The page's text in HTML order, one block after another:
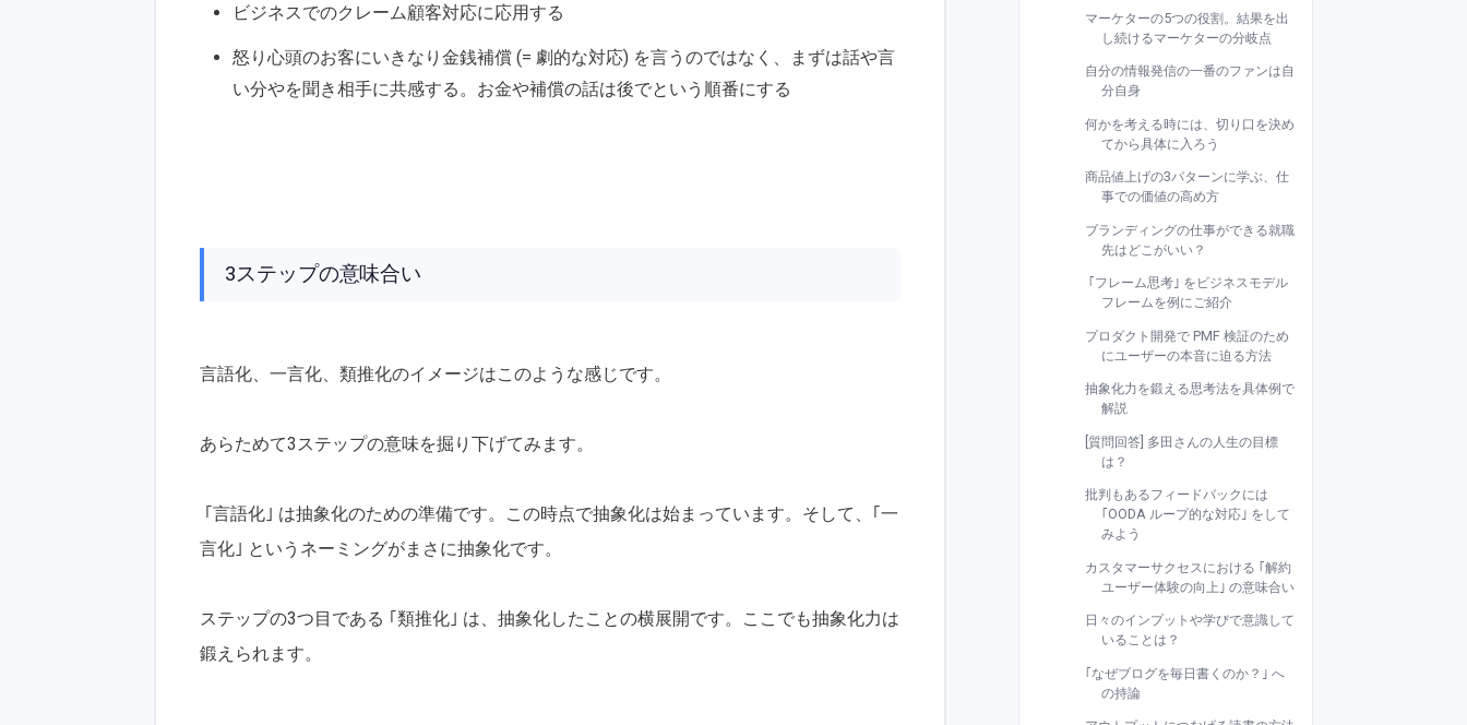
ビジネスでのクレーム顧客対応に応用する
怒り心頭のお客にいきなり金銭補償 (= 劇的な対応) を言うのではなく、まずは話や言
い分やを聞き相手に共感する。お金や補償の話は後でという順番にする
3ステップの意味合い
言語化、一言化、類推化のイメージはこのような感じです。
あらためて3ステップの意味を掘り下げてみます。
｢言語化｣ は抽象化のための準備です。この時点で抽象化は始まっています。そして、｢一
言化｣ というネーミングがまさに抽象化です。
ステップの3つ目である ｢類推化｣ は、抽象化したことの横展開です。ここでも抽象化力は
鍛えられます。
マーケターの5つの役割。結果を出
し続けるマーケターの分岐点
自分の情報発信の一番のファンは自
分自身
何かを考える時には、切り口を決め
てから具体に入ろう
商品値上げの3パターンに学ぶ、仕
事での価値の高め方
ブランディングの仕事ができる就職
先はどこがいい？
｢フレーム思考｣ をビジネスモデル
フレームを例にご紹介
プロダクト開発で PMF 検証のため
にユーザーの本音に迫る方法
抽象化力を鍛える思考法を具体例で
解説
[質問回答] 多田さんの人生の目標
は？
批判もあるフィードバックには
｢OODA ループ的な対応｣ をして
みよう
カスタマーサクセスにおける ｢解約
ユーザー体験の向上｣ の意味合い
日々のインプットや学びで意識して
いることは？
｢なぜブログを毎日書くのか？｣ へ
の持論